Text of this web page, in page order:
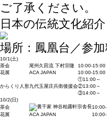
ご了承ください。
日本の伝統文化紹介
場所：鳳凰台／参
10/1(土)
茶会
尾州久田流 下村宗隆
10:00-15:00
花展
ACA JAPAN 10:00-15:00
からくり人形九代玉屋庄兵衛後援会
①11:00～
②13:00～
③14:00～
10/2(日)
茶会
花展
ACA JAPAN